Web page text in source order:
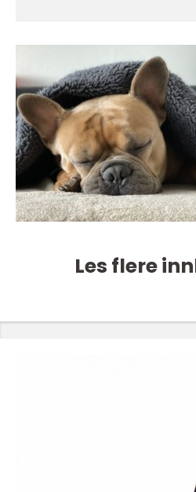
Les flere